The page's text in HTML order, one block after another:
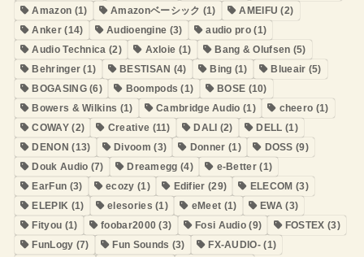
Amazon (1) Amazonベーシック (1) AMEIFU (2)
Anker(14) Audioengine (3) audio pro (1)
Audio Technica (2) Axloie (1) Bang & Olufsen (5)
Behringer (1) BESTISAN (4) Bing (1) Blueair (5)
BOGASING(6) Boompods (1) BOSE (10)
Bowers & Wilkins (1) Cambridge Audio (1) cheero (1)
COWAY(2) Creative (11) DALI (2) DELL (1)
DENON (13) Divoom (3) Donner (1) DOSS (9)
Douk Audio (7) Dreamegg (4) e-Better (1)
EarFun (3) ecozy (1) Edifier (29) ELECOM (3)
ELEPIK (1) elesories (1) eMeet (1) EWA (3)
Fityou (1) foobar2000 (3) Fosi Audio (9) FOSTEX (3)
FunLogy (7) Fun Sounds (3) FX-AUDIO- (1)